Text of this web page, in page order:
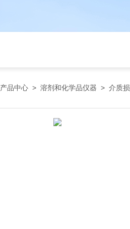
产品中心 > 溶剂和化学品仪器 > 介质